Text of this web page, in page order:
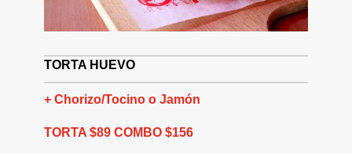
TORTA HUEVO
+ Chorizo/Tocino o Jamón
TORTA $89 COMBO $156